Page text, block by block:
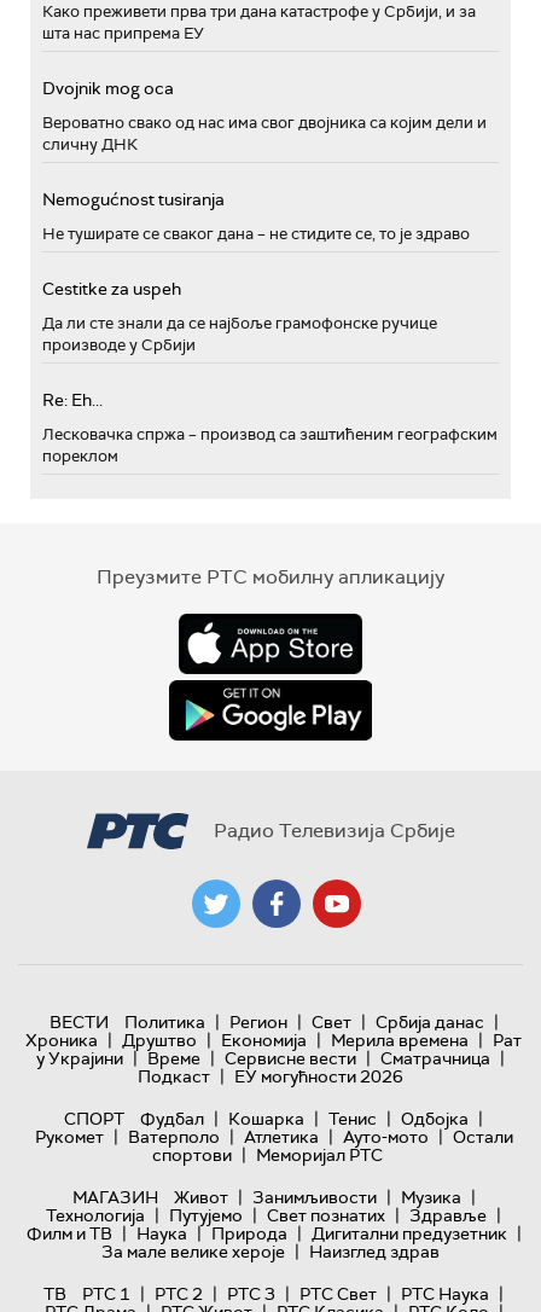
Како преживети прва три дана катастрофе у Србији, и за
шта нас припрема ЕУ
Dvojnik mog oca
Вероватно свако од нас има свог двојника са којим дели и
сличну ДНК
Nemogućnost tusiranja
Не туширате се сваког дана – не стидите се, то је здраво
Cestitke za uspeh
Да ли сте знали да се најбоље грамофонске ручице
производе у Србији
Re: Eh...
Лесковачка спржа – производ са заштићеним географским
пореклом
Преузмите РТС мобилну апликацију
Радио Телевизија Србије
ВЕСТИ Политика | Регион | Свет | Србија данас |
Хроника | Друштво | Економија | Мерила времена | Рат
у Украјини | Време | Сервисне вести | Сматрачница |
Подкаст | ЕУ могућности 2026
СПОРТ
Фудбал | Кошарка | Тенис | Одбојка |
Рукомет | Ватерполо | Атлетика | Ауто-мото | Остали
спортови | Меморијал РТС
МАГАЗИН
Живот | Занимљивости | Музика |
Технологијa | Путујемо | Свет познатих | Здравље |
Филм и ТВ | Наука | Природа | Дигитални предузетник |
За мале велике хероје | Наизглед здрав
ТВ
РТС 1 | РТС 2 | РТС 3 | РТС Свет | РТС Наука |